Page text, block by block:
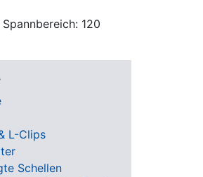
120
L-Clips
Schellen